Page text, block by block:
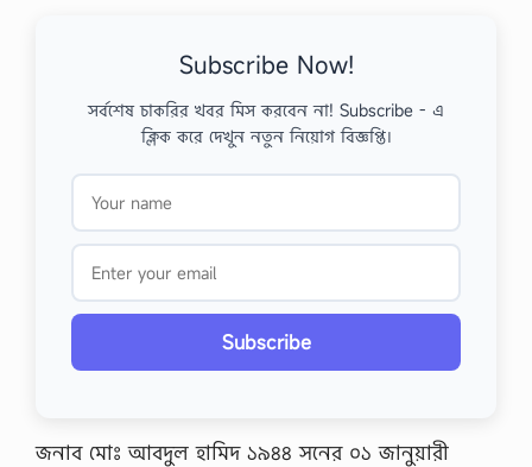
Subscribe Now!
সর্বশেষ চাকরির খবর মিস করবেন না! Subscribe - এ
ক্লিক করে দেখুন নতুন নিয়োগ বিজ্ঞপ্তি।
Subscribe
জনাব মোঃ আবদুল হামিদ ১৯৪৪ সনের ০১ জানুয়ারী